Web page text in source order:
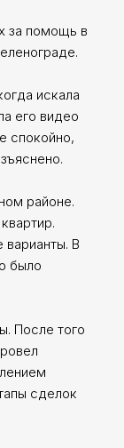
за помощь в
искала
его видео
спокойно,
районе.
В
было
После того
сделок